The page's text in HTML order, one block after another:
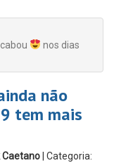
nos dias
não
tem mais
Caetano | Categoria: